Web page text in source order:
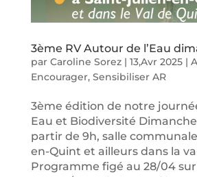
3ème RV Autour de l’Eau
par Caroline Sorez| 13,Avr 2025|
Encourager, Sensibiliser AR
3ème édition de notre
Eau et Biodiversité Dimanche
partir de 9h, salle
en-Quint et ailleurs dans la
Programme figé au 28/04